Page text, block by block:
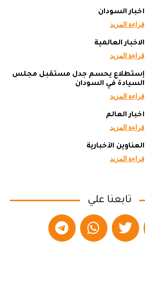
أخبار السودان
قراءة المزيد
الاخبار العالمية
قراءة المزيد
إستطلاع يحسم جدل مستقبل مجلس
السيادة في السودان
قراءة المزيد
أخبار العالم
قراءة المزيد
العناوين الأخبارية
قراءة المزيد
تابعنا علي